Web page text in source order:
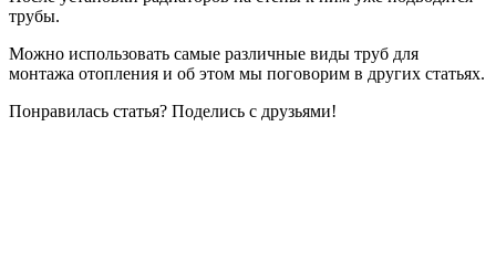
трубы.
Можно использовать самые различные виды труб для
монтажа отопления и об этом мы поговорим в других статьях.
Понравилась статья? Поделись с друзьями!